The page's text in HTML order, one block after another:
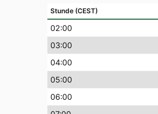
Stunde (CEST)
02:00
03:00
04:00
05:00
06:00